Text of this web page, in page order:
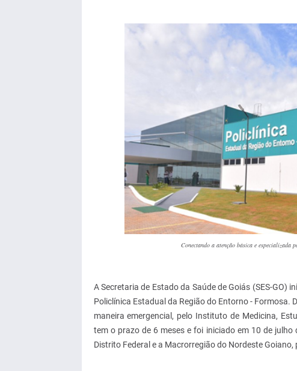
Conectando a atenção básica e especializada
A Secretaria de Estado da Saúde de Goiás (SES-GO)
Policlínica Estadual da Região do Entorno - Formosa.
maneira emergencial, pelo Instituto de Medicina,
tem o prazo de 6 meses e foi iniciado em 10 de
Distrito Federal e a Macrorregião do Nordeste